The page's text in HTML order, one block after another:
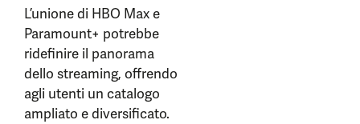
L’unione di HBO Max e
Paramount+ potrebbe
ridefinire il panorama
dello streaming, offrendo
agli utenti un catalogo
ampliato e diversificato.